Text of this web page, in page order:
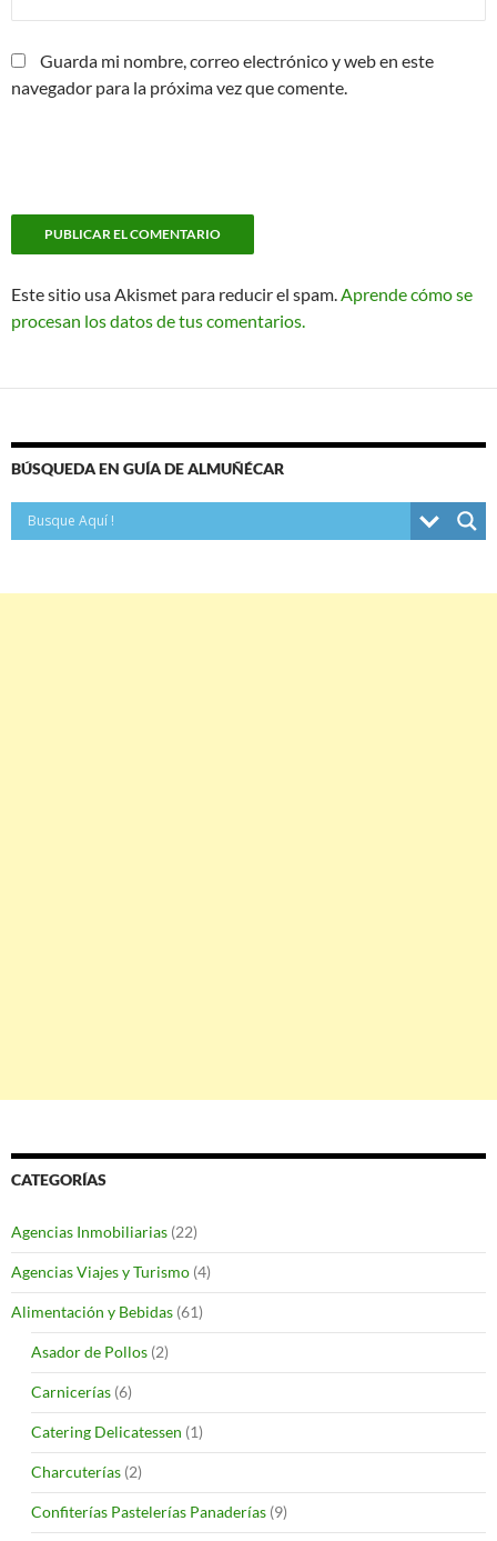
Guarda mi nombre, correo electrónico y web en este
navegador para la próxima vez que comente.
Este sitio usa Akismet para reducir el spam. Aprende cómo se
procesan los datos de tus comentarios.
BÚSQUEDA EN GUÍA DE ALMUÑÉCAR
CATEGORÍAS
Agencias Inmobiliarias (22)
Agencias Viajes y Turismo (4)
Alimentación y Bebidas (61)
Asador de Pollos (2)
Carnicerías (6)
Catering Delicatessen (1)
Charcuterías (2)
Confiterías Pastelerías Panaderías (9)